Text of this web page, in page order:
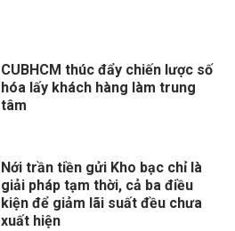
CUBHCM thúc đẩy chiến lược số
hóa lấy khách hàng làm trung
tâm
Nới trần tiền gửi Kho bạc chỉ là
giải pháp tạm thời, cả ba điều
kiện để giảm lãi suất đều chưa
xuất hiện